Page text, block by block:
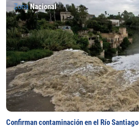
ZonaNacional
Confirman contaminación en el Río Santiago